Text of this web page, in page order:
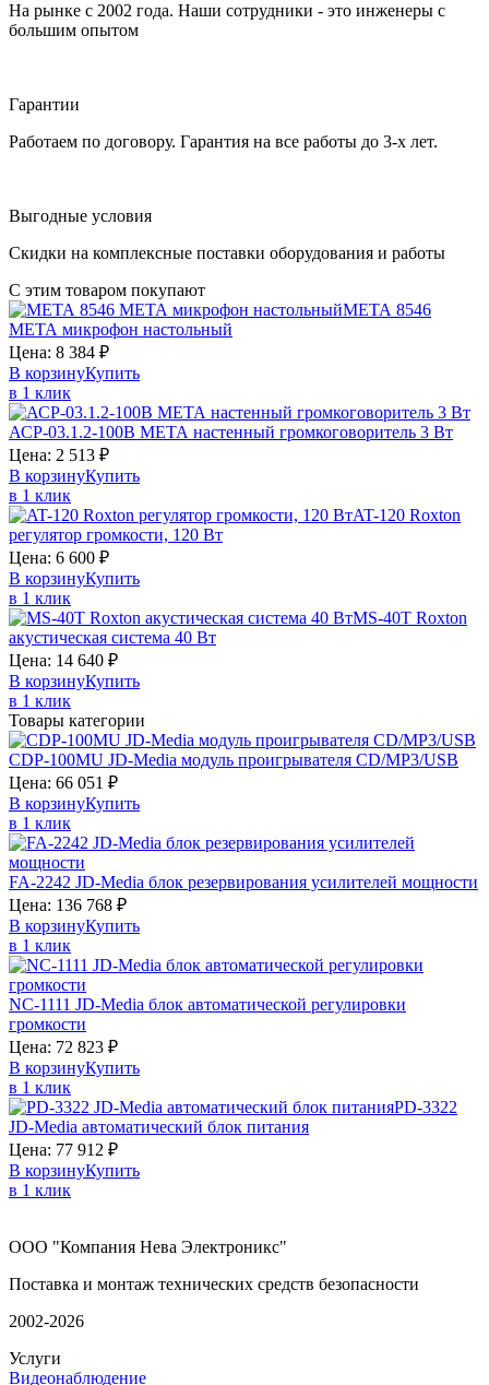
На рынке с 2002 года. Наши сотрудники - это инженеры с
большим опытом
Гарантии
Работаем по договору. Гарантия на все работы до 3-х лет.
Выгодные условия
Скидки на комплексные поставки оборудования и работы
С этим товаром покупают
МЕТА 8546
МЕТА микрофон настольный
Цена: 8 384 ₽
В корзинуКупить
в 1 клик
АСР-03.1.2-100В МЕТА настенный громкоговоритель 3 Вт
Цена: 2 513 ₽
В корзинуКупить
в 1 клик
AT-120 Roxton
регулятор громкости, 120 Вт
Цена: 6 600 ₽
В корзинуКупить
в 1 клик
MS-40T Roxton
акустическая система 40 Вт
Цена: 14 640 ₽
В корзинуКупить
в 1 клик
Товары категории
CDP-100MU JD-Media модуль проигрывателя CD/MP3/USB
Цена: 66 051 ₽
В корзинуКупить
в 1 клик
FA-2242 JD-Media блок резервирования усилителей мощности
Цена: 136 768 ₽
В корзинуКупить
в 1 клик
NC-1111 JD-Media блок автоматической регулировки
громкости
Цена: 72 823 ₽
В корзинуКупить
в 1 клик
PD-3322
JD-Media автоматический блок питания
Цена: 77 912 ₽
В корзинуКупить
в 1 клик
ООО "Компания Нева Электроникс"
Поставка и монтаж технических средств безопасности
2002-2026
Услуги
Видеонаблюдение